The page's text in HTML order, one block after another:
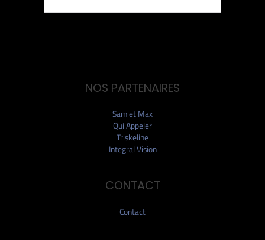
NOS PARTENAIRES
Sam et Max
Qui Appeler
Triskeline
Integral Vision
CONTACT
Contact